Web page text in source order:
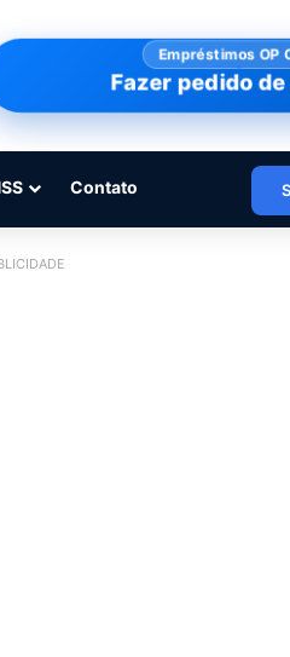
Empréstimos OP
Fazer pedido
Contato